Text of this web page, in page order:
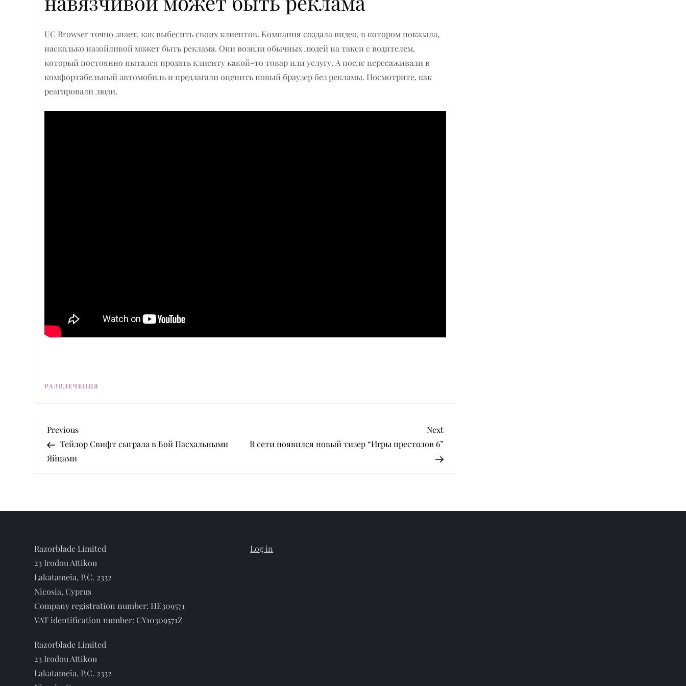
UC Browser точно знает, как выбесить своих клиентов. Компания создала видео, в котором показала,
насколько назойливой может быть реклама. Они возили обычных людей на такси с водителем,
который постоянно пытался продать клиенту какой-то товар или услугу. А после пересаживали в
комфортабельный автомобиль и предлагали оценить новый браузер без рекламы. Посмотрите, как
реагировали люди.
РАЗВЛЕЧЕНИЯ
P
o
t
a
v
i
g
a
t
Previous
Post
Previous
Тейлор Свифт сыграла в Бой Пасхальными
Яйцами
Next
Post
Next
В сети появился новый тизер “Игры престолов 6”
Razorblade Limited
23 Irodou Attikou
Lakatameia, P.C. 2332
Nicosia, Cyprus
Company registration number: HE309571
VAT identification number: CY10309571Z
Razorblade Limited
23 Irodou Attikou
Lakatameia, P.C. 2332
Log in